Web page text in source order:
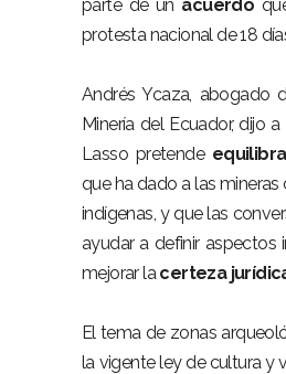
parte de un acuerdo
protesta nacional de 18
Andrés Ycaza, abogado
Minería del Ecuador, dijo
Lasso pretende
que ha dado a las
indígenas, y que las
ayudar a definir aspectos
mejorar lacerteza
El tema de zonas
la vigente ley de cultura y